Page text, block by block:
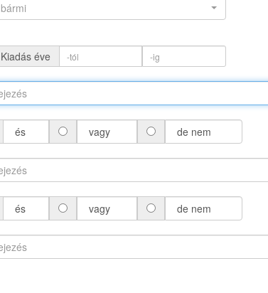
bármi
Kiadás éve
és vagy de nem
és vagy de nem